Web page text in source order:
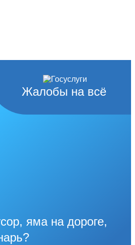
Жалобы на всё
яма на дороге,